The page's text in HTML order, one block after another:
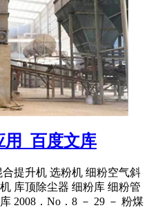
_百度文库
提升机 选粉机 细粉空气斜
库顶除尘器 细粉库 细粉管
2008．No．8 － 29 － 粉煤